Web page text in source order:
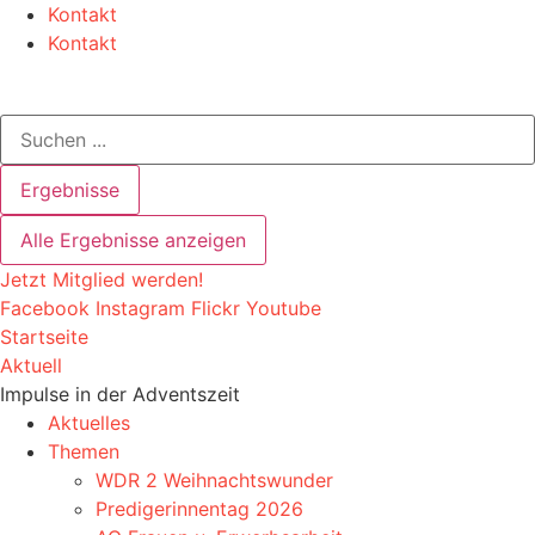
Zum
Inhalt
Kontakt
Kontakt
Search
Ergebnisse
Alle Ergebnisse anzeigen
Jetzt Mitglied werden!
Facebook Instagram Flickr Youtube
Startseite
Aktuell
Impulse in der Adventszeit
Aktuelles
Themen
WDR 2 Weihnachtswunder
Predigerinnentag 2026